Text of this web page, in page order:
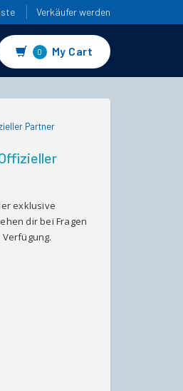
Verkäufer werden
0 My Cart
exklusive
dir bei Fragen